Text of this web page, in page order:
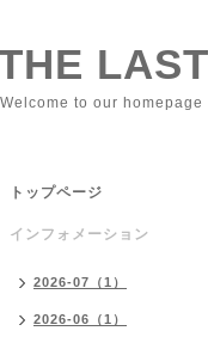
Welcome to our homepage
トップページ
インフォメーション
2026-07（1）
2026-06（1）